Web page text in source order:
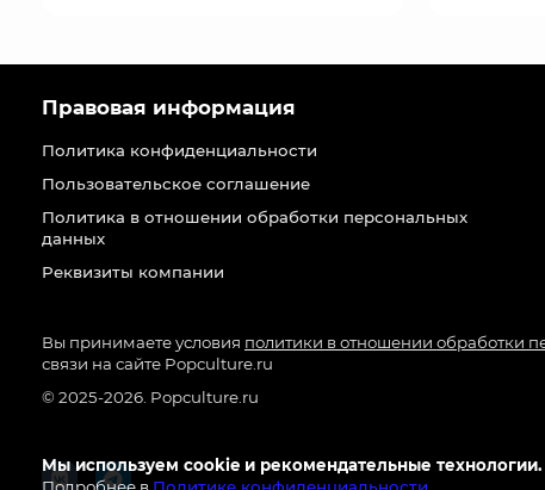
Мы используем cookie и рекомендательные технологии.
Правовая информация
Политика конфиденциальности
Пользовательское соглашение
Политика в отношении обработки персональных
данных
Реквизиты компании
Вы принимаете условия политики в отношении обработки
связи на сайте Popculture.ru
© 2025-2026. Popculture.ru